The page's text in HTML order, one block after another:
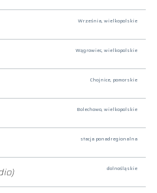
Września, wielkopolskie
Wągrowiec, wielkopolskie
Chojnice, pomorskie
Bolechowo, wielkopolskie
stacja ponadregionalna
dolnośląskie